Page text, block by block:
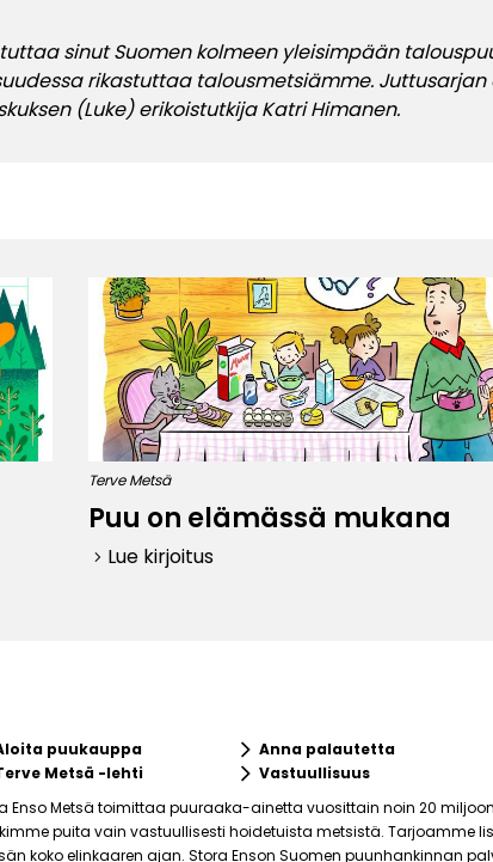
sinut Suomen kolmeen yleisimpään
rikastuttaa talousmetsiämme.
(Luke) erikoistutkija Katri Himanen.
Terve Metsä
Puu on elämässä mukana
keyboard_arrow_right Lue kirjoitus
puukauppa
Metsä -lehti
keyboard_arrow_rightAnna palautetta
keyboard_arrow_rightVastuullisuus
Enso Metsä toimittaa puuraaka-ainetta vuosittain noin 20
puita vain vastuullisesti hoidetuista metsistä.
koko elinkaaren ajan. Stora Enson Suomen puunhankinnan